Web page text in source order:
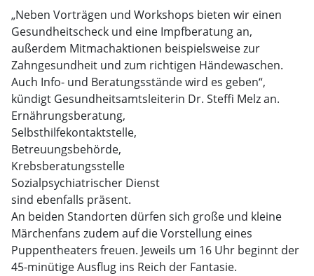
„Neben Vorträgen und Workshops bieten wir einen
Gesundheitscheck und eine Impfberatung an,
außerdem Mitmachaktionen beispielsweise zur
Zahngesundheit und zum richtigen Händewaschen.
Auch Info- und Beratungsstände wird es geben“,
kündigt Gesundheitsamtsleiterin Dr. Steffi Melz an.
Ernährungsberatung,
Selbsthilfekontaktstelle,
Betreuungsbehörde,
Krebsberatungsstelle
Sozialpsychiatrischer Dienst
sind ebenfalls präsent.
An beiden Standorten dürfen sich große und kleine
Märchenfans zudem auf die Vorstellung eines
Puppentheaters freuen. Jeweils um 16 Uhr beginnt der
45-minütige Ausflug ins Reich der Fantasie.